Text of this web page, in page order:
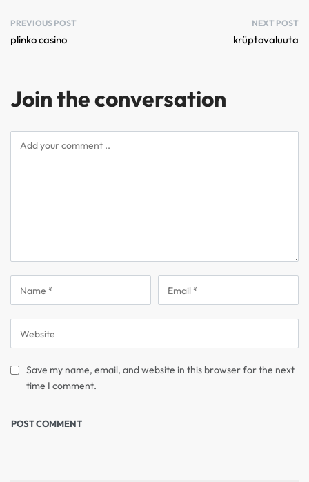
PREVIOUS POST
plinko casino
NEXT POST
krüptovaluuta
Join the conversation
Save my name, email, and website in this browser for the next
time I comment.